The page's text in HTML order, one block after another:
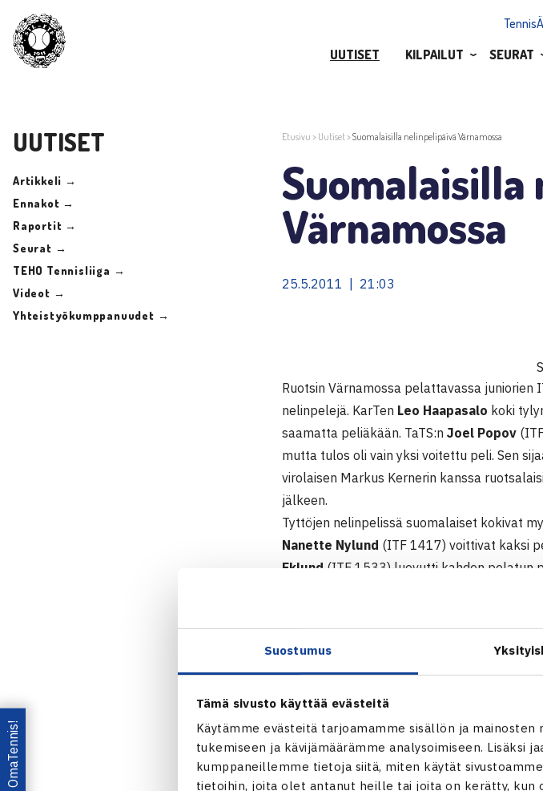
Suostumus
Tämä sivusto käyttää evästeitä
Käytämme evästeitä tarjoamamme sisällön ja mainosten
tukemiseen ja kävijämäärämme analysoimiseen. Lisäksi
kumppaneillemme tietoja siitä, miten käytät
tietoihin, joita olet antanut heille tai joita on kerätty, kun
UUTISET
KILPAILUT SEURAT
UUTISET
Artikkeli →
Ennakot →
Raportit →
Seurat →
TEHO Tennisliiga →
Videot →
Yhteistyökumppanuudet →
Etusivu > Uutiset>Suomalaisilla nelinpelipäivä Värnamossa
Värnamossa
25.5.2011 | 21:03
Ruotsin Värnamossa pelattavassa
nelinpelejä. KarTen Leo Haapasalo koki
saamatta peliäkään. TaTS:n Joel Popov
mutta tulos oli vain yksi voitettu peli. Sen
virolaisen Markus Kernerin kanssa
jälkeen.
Tyttöjen nelinpelissä suomalaiset kokivat
Nanette Nylund (ITF 1417) voittivat kaksi
Eklund (ITF 1533) luovutti kahden pelatun
Torstaina kaksinpeleissä Leskinen
ottaa mittaa
Nelinpelissä Leskinen pelaa myös
Juniorien ITF-pistekilpailu (4.kateg.)
22.-29.5.2011 Värnamo, Ruotsi
Poikien nelinpeli
1.kierrosta: Andre Backlund/Andre
Jonathan Mridha/Olle Thestrup Ruotsi –